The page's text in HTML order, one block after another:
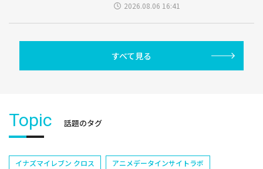
2026.08.06 16:41
すべて見る
Topic 話題のタグ
イナズマイレブン クロス
アニメデータインサイトラボ